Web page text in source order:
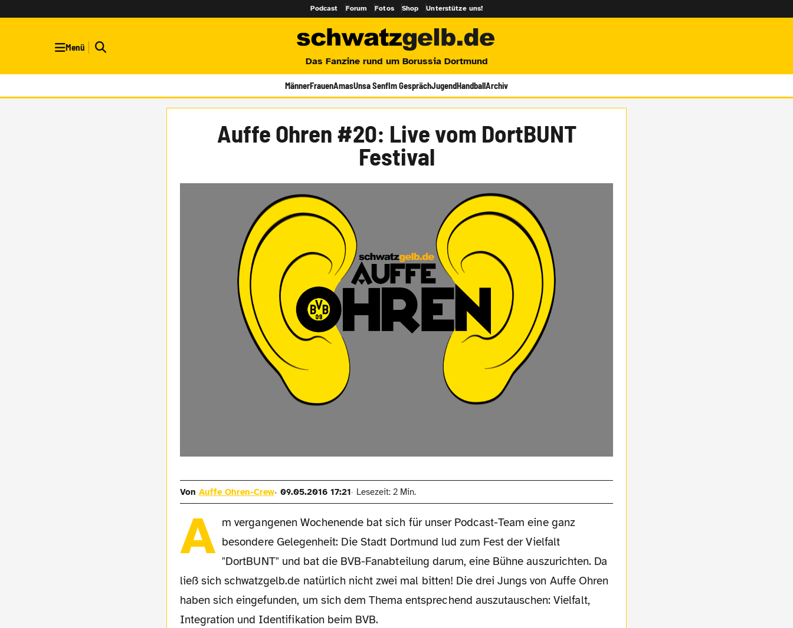
Podcast Forum Fotos Shop Unterstütze uns!
Menü
Das Fanzine rund um Borussia Dortmund
MännerFrauenAmasUnsa SenfIm GesprächJugendHandballArchiv
Auffe Ohren #20: Live vom DortBUNT
Festival
Von Auffe Ohren-Crew 09.05.2016 17:21 Lesezeit: 2 Min.
A m vergangenen Wochenende bat sich für unser Podcast-Team eine ganz
besondere Gelegenheit: Die Stadt Dortmund lud zum Fest der Vielfalt
"DortBUNT" und bat die BVB-Fanabteilung darum, eine Bühne auszurichten. Da
ließ sich schwatzgelb.de natürlich nicht zwei mal bitten! Die drei Jungs von Auffe Ohren
haben sich eingefunden, um sich dem Thema entsprechend auszutauschen: Vielfalt,
Integration und Identifikation beim BVB.